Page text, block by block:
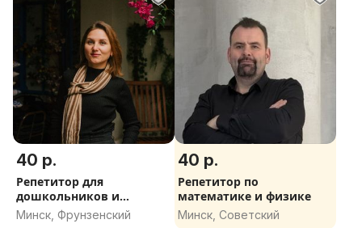
40 р.
Репетитор для
дошкольников и
младших школьников
Минск, Фрунзенский
40 р.
Репетитор по
математике и физике
Минск, Советский